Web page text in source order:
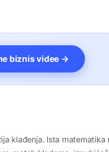
biznis videe →
klađenja. Ista matematika